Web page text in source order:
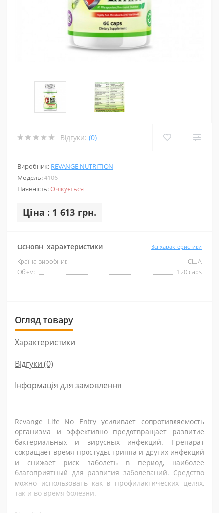
Відгуки: (0)
Виробник: REVANGE NUTRITION
Модель:4106
Наявність:Очікується
Ціна : 1 613 грн.
Основні характеристики Всі характеристики
Країна виробник:
США
Об'єм:
120 caps
Огляд товару
Характеристики
Відгуки (0)
Інформація для замовлення
Revange Life No Entry усиливает сопротивляемость
организма и эффективно предотвращает развитие
бактериальных и вирусных инфекций. Препарат
сокращает время простуды, гриппа и других инфекций
и снижает риск заболеть в период, наиболее
благоприятный для развития заболеваний. Средство
можно использовать как в профилактических целях,
так и во время болезни.